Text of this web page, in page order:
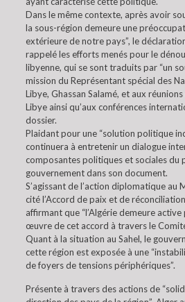
Dans le même contexte, après avoir
la sous-région demeure une
extérieure de notre pays”, le
rappelé les efforts menés pour le
libyenne, qui se sont traduits par “un
mission du Représentant spécial des
Libye, Ghassan Salamé, et aux
Libye ainsi qu’aux conférences
dossier.
Plaidant pour une “solution politique
continuera à entretenir un dialogue
composantes politiques et sociales du
gouvernement dans son document.
S’agissant de l’action diplomatique au
cité l’Accord de paix et de
affirmant que “l’Algérie demeure
œuvre de cet accord à travers le
Quant à la situation au Sahel, le
cette région est exposée à une
de foyers de tensions périphériques”.
Présente à travers des actions de